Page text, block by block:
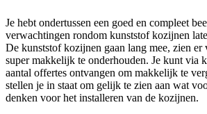
Je hebt ondertussen een goed en compleet
verwachtingen rondom kunststof kozijnen
De kunststof kozijnen gaan lang mee, zien
super makkelijk te onderhouden. Je kunt via
aantal offertes ontvangen om makkelijk te
stellen je in staat om gelijk te zien aan wat
denken voor het installeren van de kozijnen.